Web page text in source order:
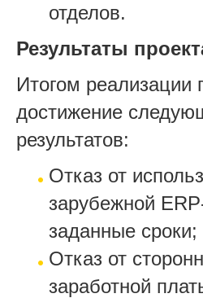
отделов.
Результаты
Итогом реализации
достижение
результатов:
Отказ от
зарубежной
заданные сроки;
Отказ от
заработной